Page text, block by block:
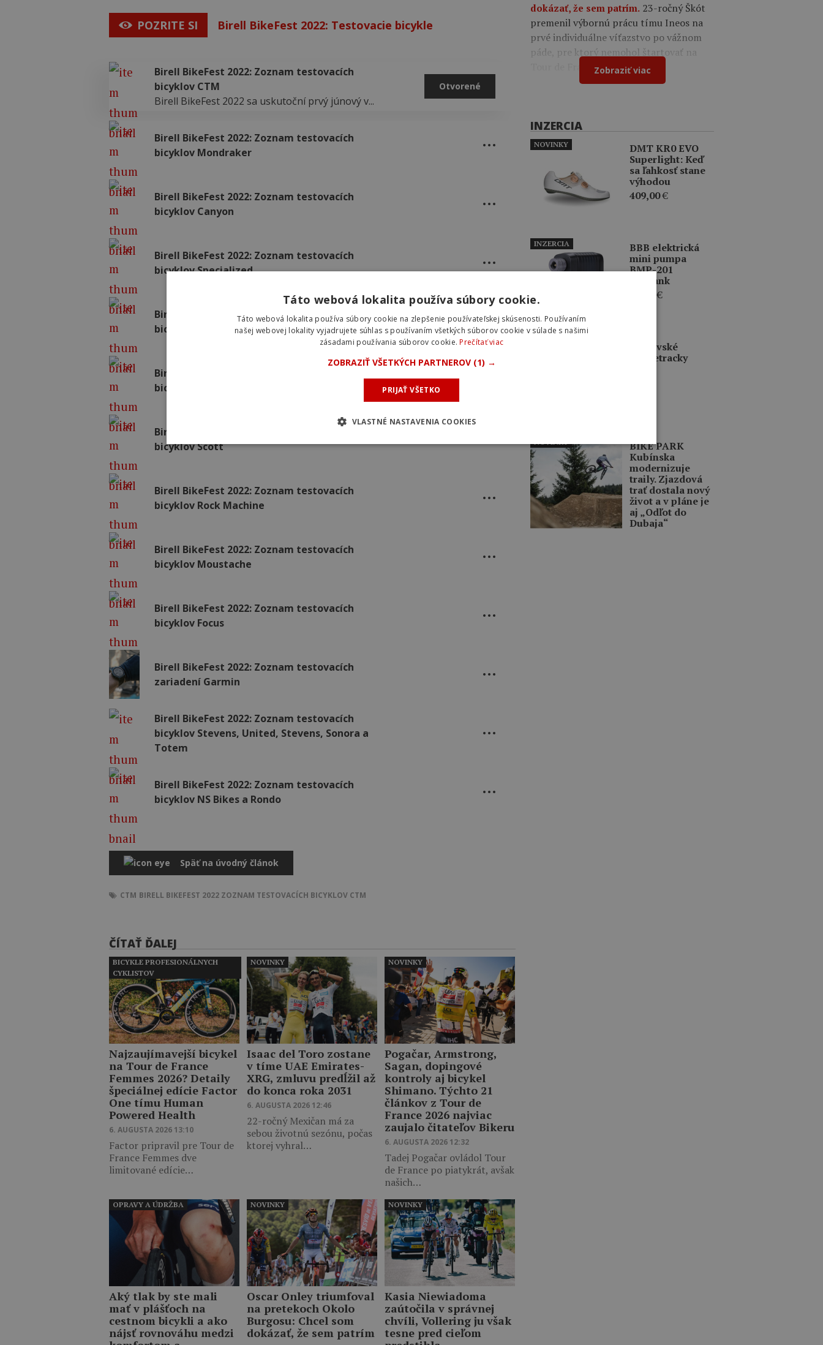
POZRITE SI Birell BikeFest 2022: Testovacie bicykle
Birell BikeFest 2022: Zoznam testovacích
bicyklov CTM
Birell BikeFest 2022 sa uskutoční prvý júnový v...
Otvorené
Birell BikeFest 2022: Zoznam testovacích
bicyklov Mondraker
Birell BikeFest 2022: Zoznam testovacích
bicyklov Canyon
Birell BikeFest 2022: Zoznam testovacích
bicyklov Specialized
Birell BikeFest 2022: Zoznam testovacích
bicyklov Superior
Birell BikeFest 2022: Zoznam testovacích
bicyklov Trek
Birell BikeFest 2022: Zoznam testovacích
bicyklov Scott
Birell BikeFest 2022: Zoznam testovacích
bicyklov Rock Machine
Birell BikeFest 2022: Zoznam testovacích
bicyklov Moustache
Birell BikeFest 2022: Zoznam testovacích
bicyklov Focus
Birell BikeFest 2022: Zoznam testovacích
zariadení Garmin
Birell BikeFest 2022: Zoznam testovacích
bicyklov Stevens, United, Stevens, Sonora a
Totem
Birell BikeFest 2022: Zoznam testovacích
bicyklov NS Bikes a Rondo
Späť na úvodný článok
CTM BIRELL BIKEFEST 2022 ZOZNAM TESTOVACÍCH BICYKLOV CTM
ČÍTAŤ ĎALEJ
Najzaujímavejší bicykel
na Tour de France
Femmes 2026? Detaily
špeciálnej edície Factor
One tímu Human
Powered Health
6. AUGUSTA 2026 13:10
Factor pripravil pre Tour de
France Femmes dve
limitované edície…
BICYKLE PROFESIONÁLNYCH
CYKLISTOV
Isaac del Toro zostane
v tíme UAE Emirates-
XRG, zmluvu predĺžil až
do konca roka 2031
6. AUGUSTA 2026 12:46
22-ročný Mexičan má za
sebou životnú sezónu, počas
ktorej vyhral…
NOVINKY
Pogačar, Armstrong,
Sagan, dopingové
kontroly aj bicykel
Shimano. Týchto 21
článkov z Tour de
France 2026 najviac
zaujalo čitateľov Bikeru
6. AUGUSTA 2026 12:32
Tadej Pogačar ovládol Tour
de France po piatykrát, avšak
našich…
NOVINKY
Aký tlak by ste mali
mať v plášťoch na
cestnom bicykli a ako
nájsť rovnováhu medzi
OPRAVY A ÚDRŽBA
Oscar Onley triumfoval
na pretekoch Okolo
Burgosu: Chcel som
dokázať, že sem patrím
NOVINKY
Kasia Niewiadoma
zaútočila v správnej
chvíli, Vollering ju však
tesne pred cieľom
NOVINKY
dokázať, že sem patrím. 23-ročný Škót
premenil výbornú prácu tímu Ineos na
prvé individuálne víťazstvo po vážnom
páde, pre ktorý nemohol štartovať na
Tour de France.Zobraziť viac
INZERCIA
DMT KR0 EVO
Superlight: Keď
sa ľahkosť stane
výhodou
409,00€
NOVINKY
BBB elektrická
mini pumpa
BMP-201
BarBank
€
INZERCIA
Prešovské
singletracky
BIKE PARK
Kubínska
modernizuje
traily. Zjazdová
trať dostala nový
život a v pláne je
aj „Odľot do
Dubaja“
Táto webová lokalita používa súbory cookie.
Táto webová lokalita používa súbory cookie na zlepšenie používateľskej skúsenosti. Používaním
našej webovej lokality vyjadrujete súhlas s používaním všetkých súborov cookie v súlade s našimi
zásadami používania súborov cookie.Prečítať viac
ZOBRAZIŤ VŠETKÝCH PARTNEROV (1) →
PRIJAŤ VŠETKO
VLASTNÉ NASTAVENIA COOKIES